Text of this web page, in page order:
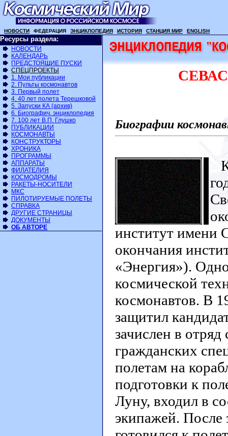
НОВОСТИ ФЕДЕРАЦИЯ ЭНЦИКЛОПЕДИЯ ИСТОРИЯ СТАНЦИЯ МИР ENGLISH
Ресурсы раздела:
НОВОСТИ
КАЛЕНДАРЬ
ПРЕДСТОЯЩИЕ ПУСКИ
СПЕЦПРОЕКТЫ
1. Мои публикации
2. Пульты космонавтов
3. Первый полет
4. 40 лет полета Терешковой
5. Запуски КА (архив)
6. Биографич. энциклопедия
7. 100 лет В.П. Глушко
ПУБЛИКАЦИИ
КОСМОНАВТЫ
КОНСТРУКТОРЫ
ХРОНИКА
ПРОГРАММЫ
АППАРАТЫ
ФИЛАТЕЛИЯ
КОСМОДРОМЫ
РАКЕТЫ-НОСИТЕЛИ
МКС
ПИЛОТИРУЕМЫЕ ПОЛЕТЫ
СПРАВКА
ДРУГИЕ СТРАНИЦЫ
ДОКУМЕНТЫ
ОБ АВТОРЕ
Биографии
институт имени
окончания
«Энергия»).
космической
космонавтов. В
защитил
зачислен в
гражданских
полетам на
подготовки к
Луну, входил в
экипажей. После